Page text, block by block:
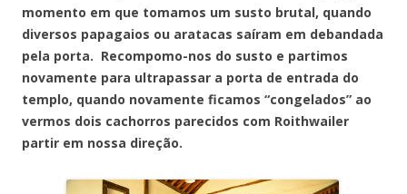
momento em que tomamos um susto brutal, quando
diversos papagaios ou aratacas saíram em debandada
pela porta. Recompomo-nos do susto e partimos
novamente para ultrapassar a porta de entrada do
templo, quando novamente ficamos “congelados” ao
vermos dois cachorros parecidos com Roithwailer
partir em nossa direção.